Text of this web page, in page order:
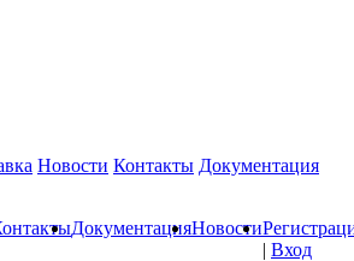
Новости Контакты Документация
ДокументацияНовости
| Вход